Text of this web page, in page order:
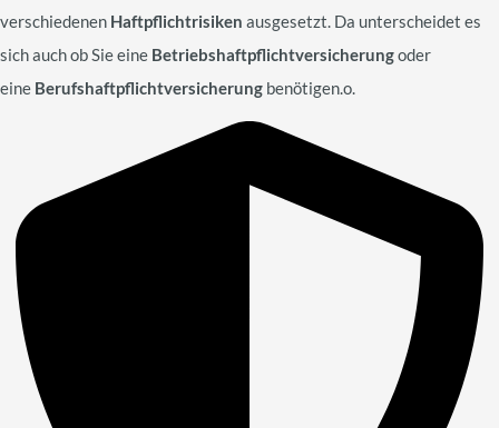
verschiedenen Haftpflichtrisiken ausgesetzt. Da unterscheidet es
sich auch ob Sie eine Betriebshaftpflichtversicherungoder
eine Berufshaftpflichtversicherung benötigen.o.